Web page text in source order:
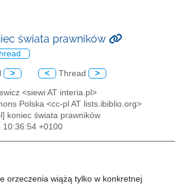
świata prawników
> < Thread >
<siewi AT interia.pl>
Polska <cc-pl AT lists.ibiblio.org>
koniec świata prawników
10:36:54 +0100
orzeczenia wiążą tylko w konkretnej